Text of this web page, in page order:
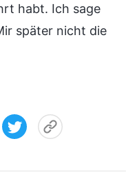
habt. Ich sage
später nicht die